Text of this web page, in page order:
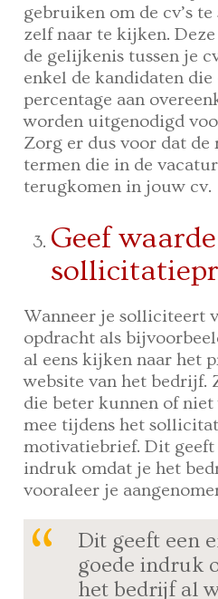
gebruiken om de cv’s
zelf naar te kijken.
de gelijkenis tussen je
enkel de kandidaten
percentage aan
worden uitgenodigd
Zorg er dus voor dat de
termen die in de
terugkomen in jouw cv.
Geef
Wanneer je solliciteert
opdracht als
al eens kijken naar het
website van het bedrijf.
die beter kunnen of
mee tijdens het
motivatiebrief. Dit geeft
indruk omdat je het
vooraleer je
Dit geeft een
goede indruk
het bedrijf al